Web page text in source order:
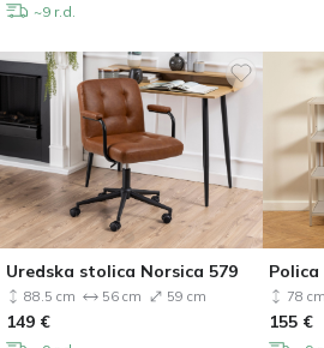
~9 r.d.
Uredska stolica Norsica 579
88.5 cm 56 cm 59 cm
149 €
Polica
78 cm
155 €